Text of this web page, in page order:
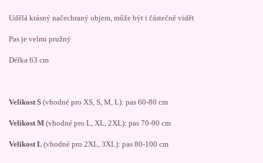
Udělá krásný načechraný objem, může být i částečně vidět
Pas je velmi pružný
Délka 63 cm
Velikost S (vhodné pro XS, S, M, L): pas 60-80 cm
Velikost M (vhodné pro L, XL, 2XL): pas 70-90 cm
Velikost L (vhodné pro 2XL, 3XL): pas 80-100 cm